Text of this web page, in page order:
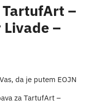
–
–
da je putem EOJN
za TartufArt –